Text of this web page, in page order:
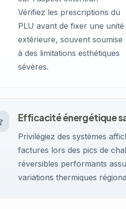
Vérifiez les prescriptions du
PLU avant de fixer une unité
extérieure, souvent soumise
à des limitations esthétiques
sévères.
Efficacité énergétique
Privilégiez des systèmes
factures lors des pics de
réversibles performants
variations thermiques